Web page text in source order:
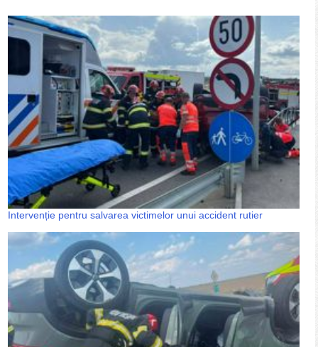
Intervenție pentru salvarea victimelor unui accident rutier